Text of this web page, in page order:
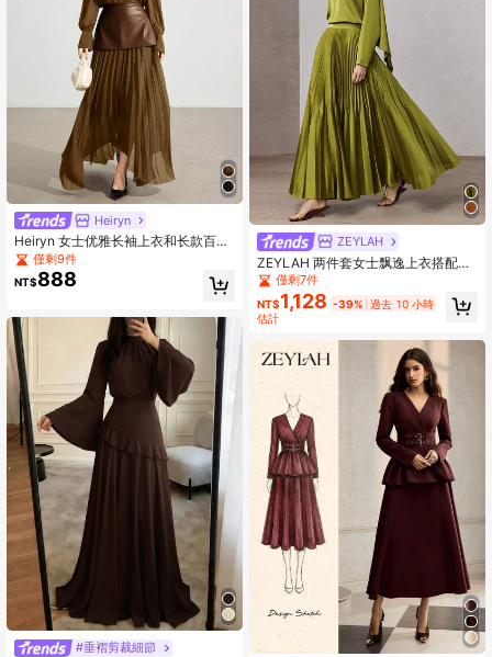
Heiryn
Heiryn 女士优雅长袖上衣和长款百褶
裙两件套
僅剩9件
NT$888
#垂褶剪裁細節
ZEYLAH
ZEYLAH 两件套女士飘逸上衣搭配褶
裥A字中长裙，春季
僅剩7件
NT$1,128 -39% 過去 10 小時
估計